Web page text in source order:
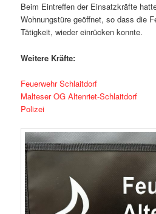
Beim Eintreffen der Einsatzkräfte
Wohnungstüre geöffnet, so dass die
Tätigkeit, wieder einrücken konnte.
Weitere Kräfte:
Feuerwehr Schlaitdorf
Malteser OG Altenriet-Schlaitdorf
Polizei